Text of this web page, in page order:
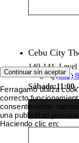
Cebu City
140-141,
(032)
Sábado:11:00
Continuar sin aceptar
Ferragamo utiliza
correcto
consentimiento-
una publicidad
Haciendo clic en: